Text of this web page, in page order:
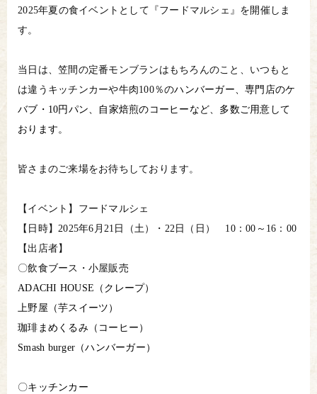
2025年夏の食イベントとして『フードマルシェ』を開催しま
す。
当日は、笠間の定番モンブランはもちろんのこと、いつもと
は違うキッチンカーや牛肉100％のハンバーガー、専門店のケ
バブ・10円パン、自家焙煎のコーヒーなど、多数ご用意して
おります。
皆さまのご来場をお待ちしております。
【イベント】フードマルシェ
【日時】2025年6月21日（土）・22日（日） 10：00～16：00
【出店者】
〇飲食ブース・小屋販売
ADACHI HOUSE（クレープ）
上野屋（芋スイーツ）
珈琲まめくるみ（コーヒー）
Smash burger（ハンバーガー）
〇キッチンカー